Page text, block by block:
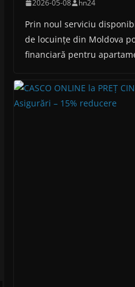
2026-05-08 hn24
Prin noul serviciu
de locuințe din Moldova
financiară pentru